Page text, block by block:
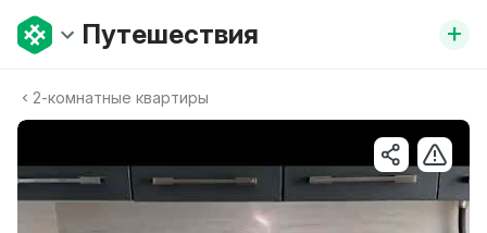
Путешествия +
2-комнатные квартиры